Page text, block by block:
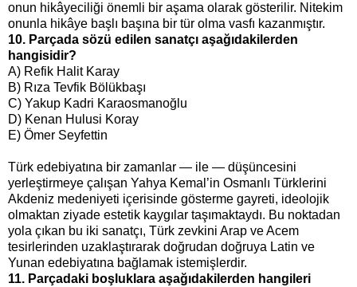
onun hikâyeciliği önemli bir aşama olarak gösterilir. Nitekim
onunla hikâye başlı başına bir tür olma vasfı kazanmıştır.
10. Parçada sözü edilen sanatçı aşağıdakilerden
hangisidir?
A) Refik Halit Karay
B) Rıza Tevfik Bölükbaşı
C) Yakup Kadri Karaosmanoğlu
D) Kenan Hulusi Koray
E) Ömer Seyfettin
Türk edebiyatına bir zamanlar — ile — düşüncesini
yerleştirmeye çalışan Yahya Kemal’in Osmanlı Türklerini
Akdeniz medeniyeti içerisinde gösterme gayreti, ideolojik
olmaktan ziyade estetik kaygılar taşımaktaydı. Bu noktadan
yola çıkan bu iki sanatçı, Türk zevkini Arap ve Acem
tesirlerinden uzaklaştırarak doğrudan doğruya Latin ve
Yunan edebiyatına bağlamak istemişlerdir.
11. Parçadaki boşluklara aşağıdakilerden hangileri